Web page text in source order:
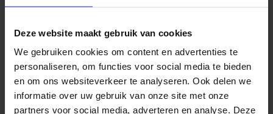
Deze website maakt gebruik van cookies
We gebruiken cookies om content en advertenties te
personaliseren, om functies voor social media te bieden
en om ons websiteverkeer te analyseren. Ook delen we
informatie over uw gebruik van onze site met onze
partners voor social media, adverteren en analyse. Deze
– + – +